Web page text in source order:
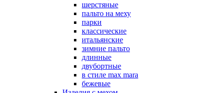
шерстяные
пальто на меху
парки
классические
итальянские
зимние пальто
длинные
двубортные
в стиле max mara
бежевые